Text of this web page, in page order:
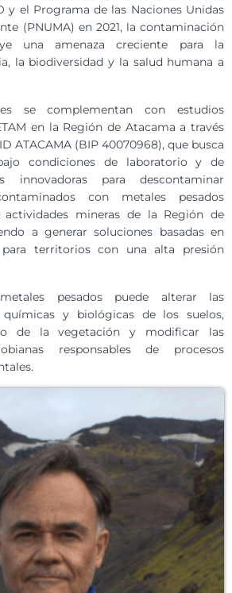
y el Programa de las Naciones Unidas
(PNUMA) en 2021, la contaminación
una amenaza creciente para la
la biodiversidad y la salud humana a
se complementan con estudios
en la Región de Atacama a través
ATACAMA (BIP 40070968), que busca
condiciones de laboratorio y de
innovadoras para descontaminar
con metales pesados
actividades mineras de la Región de
a generar soluciones basadas en
territorios con una alta presión
pesados puede alterar las
químicas y biológicas de los suelos,
de la vegetación y modificar las
responsables de procesos